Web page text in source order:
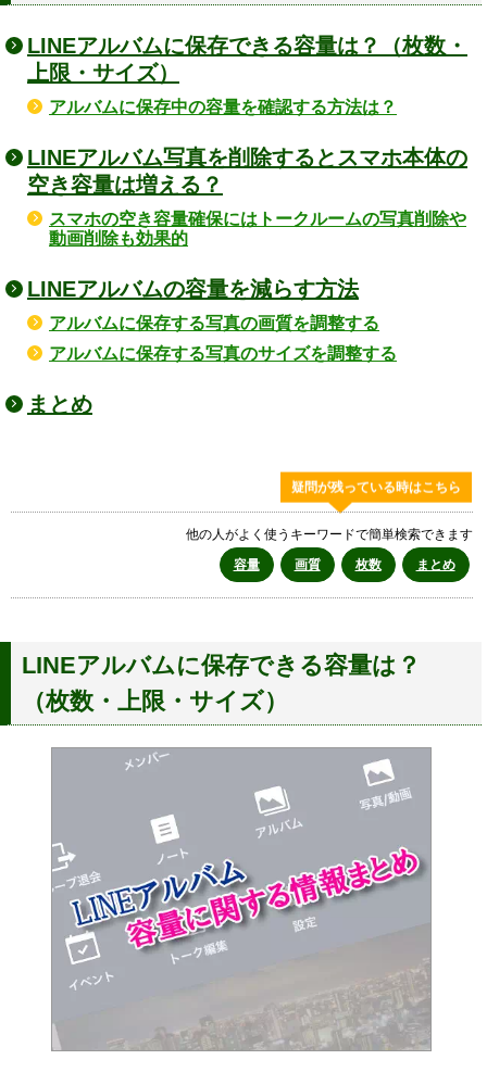
LINEアルバムに保存できる容量は？（枚数・
上限・サイズ）
アルバムに保存中の容量を確認する方法は？
LINEアルバム写真を削除するとスマホ本体の
空き容量は増える？
スマホの空き容量確保にはトークルームの写真削除や
動画削除も効果的
LINEアルバムの容量を減らす方法
アルバムに保存する写真の画質を調整する
アルバムに保存する写真のサイズを調整する
まとめ
疑問が残っている時はこちら
他の人がよく使うキーワードで簡単検索できます
容量
画質 枚数 まとめ
LINEアルバムに保存できる容量は？
（枚数・上限・サイズ）